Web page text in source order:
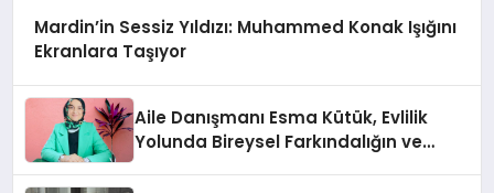
Mardin’in Sessiz Yıldızı: Muhammed Konak Işığını
Ekranlara Taşıyor
Aile Danışmanı Esma Kütük, Evlilik
Yolunda Bireysel Farkındalığın ve